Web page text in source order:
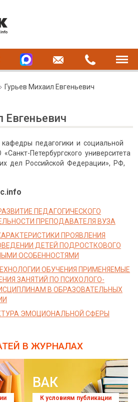
Гурьев Михаил Евгеньевич
Евгеньевич
педагогики и социальной
Петербургского университета
дел Российской Федерации», РФ,
ПЕДАГОГИЧЕСКОГО
ПРЕПОДАВАТЕЛЯ ВУЗА
ПРОЯВЛЕНИЯ
ДЕТЕЙ ПОДРОСТКОВОГО
ОСОБЕННОСТЯМИ
ОБУЧЕНИЯ ПРИМЕНЯЕМЫЕ
ЗАНЯТИЙ ПО ПСИХОЛОГО-
В ОБРАЗОВАТЕЛЬНЫХ
ЭМОЦИОНАЛЬНОЙ СФЕРЫ
В ЖУРНАЛАХ
ВАК
К условиям публикации